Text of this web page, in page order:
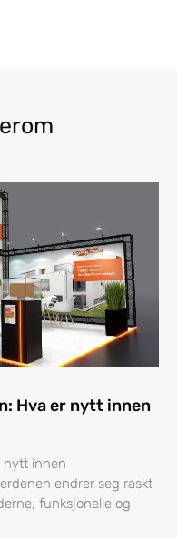
Hva er nytt innen
nytt innen
endrer seg raskt
funksjonelle og